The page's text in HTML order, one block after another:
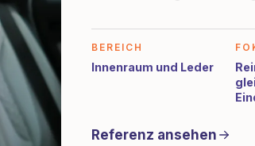
BEREICH
Innenraum und Leder
Referenz ansehen